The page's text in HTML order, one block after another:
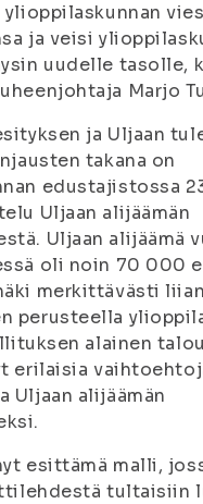
ja veisi
uudelle tasolle,
Marjo
ja Uljaan
takana on
edustajistossa
Uljaan alijäämän
Uljaan alijäämä
oli noin 70 000
merkittävästi
perusteella
alainen
erilaisia
Uljaan alijäämän
esittämä malli,
tultaisiin